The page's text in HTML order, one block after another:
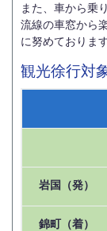
また、車から乗
流線の車窓から
に努めております
観光徐行対
岩国（発）
錦町（着）